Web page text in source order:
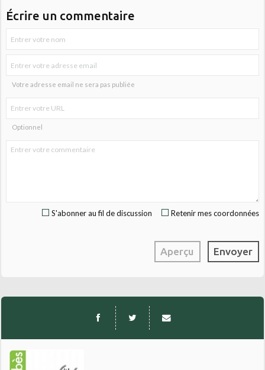
Écrire un commentaire
Votre adresse email ne sera pas publiée
Optionnel
Retenir mes coordonnées
S'abonner au fil de discussion